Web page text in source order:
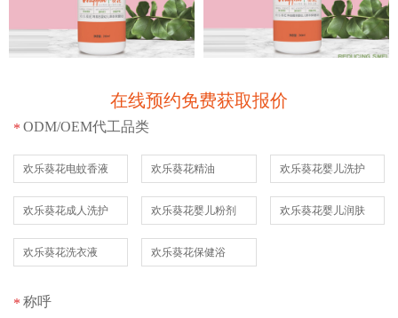
在线预约免费获取报价
* ODM/OEM代工品类
欢乐葵花电蚊香液 欢乐葵花精油 欢乐葵花婴儿洗护
欢乐葵花成人洗护 欢乐葵花婴儿粉剂 欢乐葵花婴儿润肤
欢乐葵花洗衣液 欢乐葵花保健浴
* 称呼